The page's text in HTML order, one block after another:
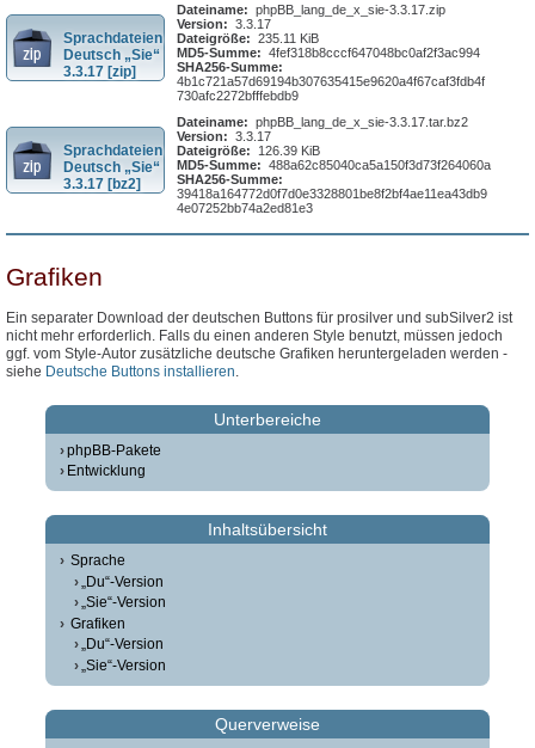
Sprachdateien
Deutsch „Sie“
3.3.17 [zip]
Dateiname: phpBB_lang_de_x_sie-3.3.17.zip
Version: 3.3.17
Dateigröße: 235.11 KiB
MD5-Summe: 4fef318b8cccf647048bc0af2f3ac994
SHA256-Summe:
4b1c721a57d69194b307635415e9620a4f67caf3fdb4f
730afc2272bfffebdb9
Sprachdateien
Deutsch „Sie“
3.3.17 [bz2]
Dateiname: phpBB_lang_de_x_sie-3.3.17.tar.bz2
Version: 3.3.17
Dateigröße:
126.39 KiB
MD5-Summe: 488a62c85040ca5a150f3d73f264060a
SHA256-Summe:
39418a164772d0f7d0e3328801be8f2bf4ae11ea43db9
4e07252bb74a2ed81e3
Grafiken
Ein separater Download der deutschen Buttons für prosilver und subSilver2 ist
nicht mehr erforderlich. Falls du einen anderen Style benutzt, müssen jedoch
ggf. vom Style-Autor zusätzliche deutsche Grafiken heruntergeladen werden -
siehe Deutsche Buttons installieren.
Unterbereiche
phpBB-Pakete
Entwicklung
Inhaltsübersicht
Sprache
„Du“-Version
„Sie“-Version
Grafiken
„Du“-Version
„Sie“-Version
Querverweise